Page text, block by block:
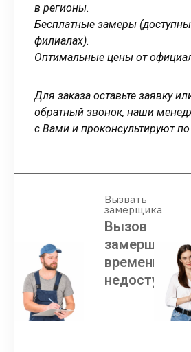
в регионы.
Бесплатные замеры
филиалах).
Оптимальные цены от
Для заказа оставьте заявку
обратный звонок, наши
с Вами и проконсультируют
Вызвать
замерщика
Вызов
замерщика
временно
недоступен